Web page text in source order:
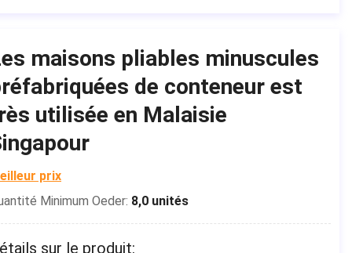
Application:
Immeuble de bureaux
Lieu d'origine:
Guangdong, Chine
Nom de marque:
MDL
Numéro de modèle:
Utilisation:
maisons pliables minuscules
de conteneur est
utilisée en Malaisie
prix
Minimum Oeder: 8,0 unités
sur le produit: